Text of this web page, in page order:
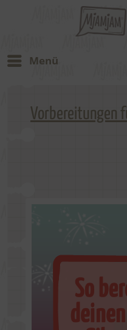
Menü
Vorbereitungen